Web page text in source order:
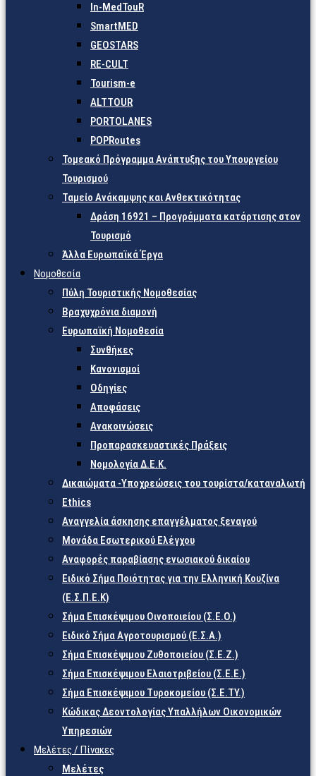
In-MedTouR
SmartMED
GEOSTARS
RE-CULT
Tourism-e
ALTTOUR
PORTOLANES
POPRoutes
Τομεακό Πρόγραμμα Ανάπτυξης του Υπουργείου
Τουρισμού
Ταμείο Ανάκαμψης και Ανθεκτικότητας
Δράση 16921 – Προγράμματα κατάρτισης στον
Τουρισμό
Άλλα Ευρωπαϊκά Έργα
Νομοθεσία
Πύλη Τουριστικής Νομοθεσίας
Βραχυχρόνια διαμονή
Ευρωπαϊκή Νομοθεσία
Συνθήκες
Κανονισμοί
Οδηγίες
Αποφάσεις
Ανακοινώσεις
Προπαρασκευαστικές Πράξεις
Νομολογία Δ.Ε.Κ.
Δικαιώματα -Υποχρεώσεις του τουρίστα/καταναλωτή
Ethics
Αναγγελία άσκησης επαγγέλματος ξεναγού
Μονάδα Εσωτερικού Ελέγχου
Αναφορές παραβίασης ενωσιακού δικαίου
Ειδικό Σήμα Ποιότητας για την Ελληνική Κουζίνα
(Ε.Σ.Π.Ε.Κ)
Σήμα Επισκέψιμου Οινοποιείου (Σ.Ε.Ο.)
Ειδικό Σήμα Αγροτουρισμού (Ε.Σ.Α.)
Σήμα Επισκέψιμου Ζυθοποιείου (Σ.Ε.Ζ.)
Σήμα Επισκέψιμου Ελαιοτριβείου (Σ.Ε.Ε.)
Σήμα Επισκέψιμου Τυροκομείου (Σ.Ε.TY.)
Κώδικας Δεοντολογίας Υπαλλήλων Οικονομικών
Υπηρεσιών
Μελέτες / Πίνακες
Μελέτες